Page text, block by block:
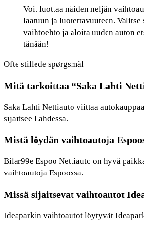
Voit luottaa näiden neljän
laatuun ja luotettavuuteen.
vaihtoehto ja aloita uuden auton
tänään!
Ofte stillede spørgsmål
Mitä tarkoittaa “Saka Lahti
Saka Lahti Nettiauto viittaa
sijaitsee Lahdessa.
Mistä löydän vaihtoautoja
Bilar99e Espoo Nettiauto on hyvä
vaihtoautoja Espoossa.
Missä sijaitsevat vaihtoautot
Ideaparkin vaihtoautot löytyvät